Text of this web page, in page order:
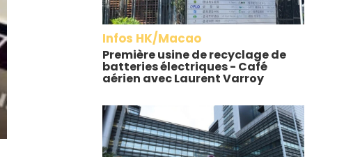
Infos HK/Macao
Première usine de recyclage de
batteries électriques - Café
aérien avec Laurent Varroy